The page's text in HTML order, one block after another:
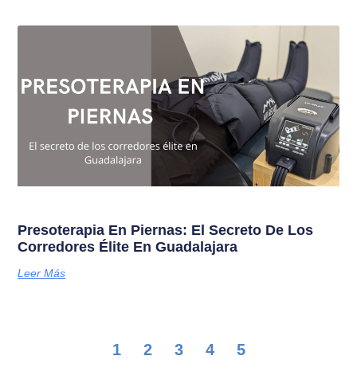
Presoterapia En Piernas: El Secreto De Los
Corredores Élite En Guadalajara
Leer Más
1 2 3 4 5